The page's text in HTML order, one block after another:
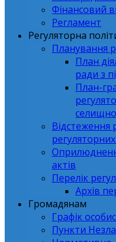
Фінансовий
Регламент
Регуляторна
Планування
План
ради з
План-
Відстеження
актів
Перелік
Архів
Громадянам
Графік
Пункти